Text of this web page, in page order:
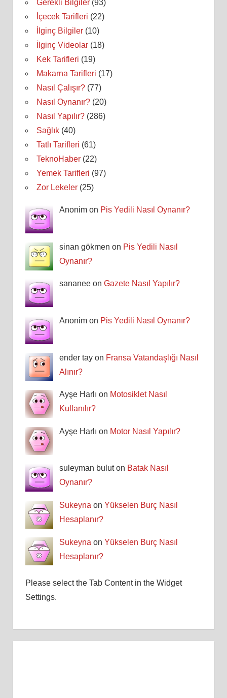
Gerekli Bilgiler(93)
İçecek Tarifleri (22)
İlginç Bilgiler(10)
İlginç Videolar(18)
Kek Tarifleri (19)
Makarna Tarifleri (17)
Nasıl Çalışır?(77)
Nasıl Oynanır?(20)
Nasıl Yapılır?(286)
Sağlık(40)
Tatlı Tarifleri (61)
TeknoHaber(22)
Yemek Tarifleri (97)
Zor Lekeler(25)
Anonim on Pis Yedili Nasıl Oynanır?
sinan gökmen on Pis Yedili Nasıl
Oynanır?
sananee onGazete Nasıl Yapılır?
Anonim on Pis Yedili Nasıl Oynanır?
ender tay on Fransa Vatandaşlığı Nasıl
Alınır?
Ayşe Harlı on Motosiklet Nasıl
Kullanılır?
Ayşe Harlı on Motor Nasıl Yapılır?
suleyman bulut on Batak Nasıl
Oynanır?
Sukeyna onYükselen Burç Nasıl
Hesaplanır?
Sukeyna onYükselen Burç Nasıl
Hesaplanır?
Please select the Tab Content in the Widget
Settings.